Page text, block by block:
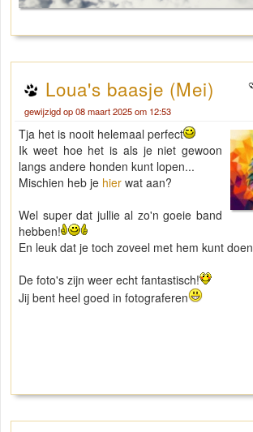
Loua's baasje (Mei)
gewijzigd op 08 maart 2025 om 12:53
Tja het is nooit helemaal perfect
Ik weet hoe het is als je niet gewoon
langs andere honden kunt lopen...
Mischien heb je hier wat aan?
Wel super dat jullie al zo'n goeie band
hebben!
En leuk dat je toch zoveel met hem kunt doen
De foto's zijn weer echt fantastisch!
Jij bent heel goed in fotograferen